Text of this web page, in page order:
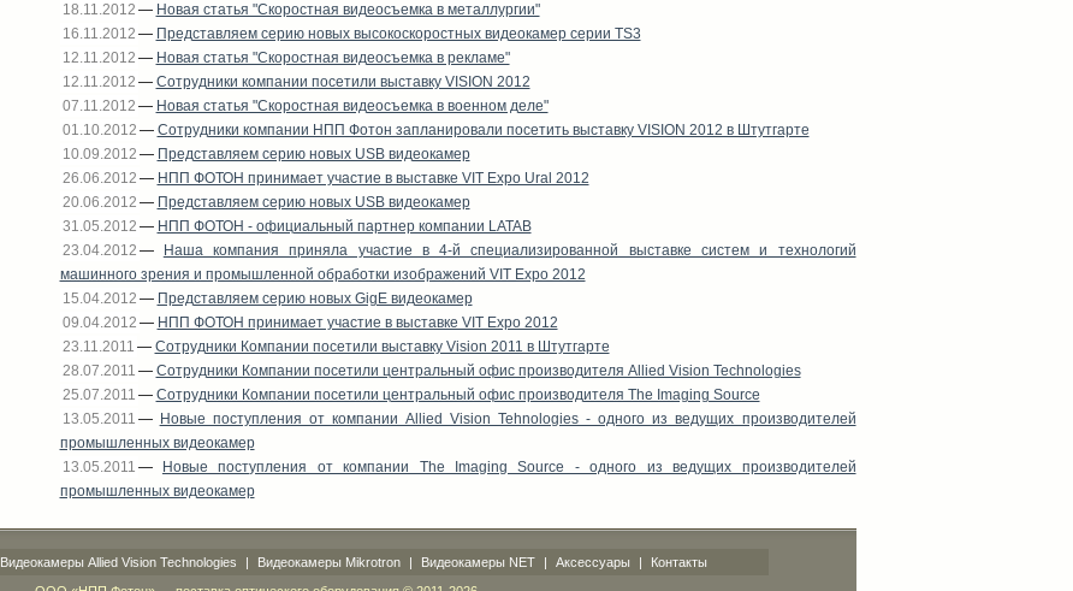
18.11.2012 — Новая статья "Скоростная видеосъемка в металлургии"
16.11.2012 — Представляем серию новых высокоскоростных видеокамер серии TS3
12.11.2012 — Новая статья "Скоростная видеосъемка в рекламе"
12.11.2012 — Сотрудники компании посетили выставку VISION 2012
07.11.2012 — Новая статья "Скоростная видеосъемка в военном деле"
01.10.2012 — Сотрудники компании НПП Фотон запланировали посетить выставку VISION 2012 в Штутгарте
10.09.2012 — Представляем серию новых USB видеокамер
26.06.2012 — НПП ФОТОН принимает участие в выставке VIT Expo Ural 2012
20.06.2012 — Представляем серию новых USB видеокамер
31.05.2012 — НПП ФОТОН - официальный партнер компании LATAB
23.04.2012 —
Наша компания приняла участие в 4-й специализированной выставке систем и технологий
машинного зрения и промышленной обработки изображений VIT Expo 2012
15.04.2012 — Представляем серию новых GigE видеокамер
09.04.2012 — НПП ФОТОН принимает участие в выставке VIT Expo 2012
23.11.2011 — Сотрудники Компании посетили выставку Vision 2011 в Штутгарте
28.07.2011 — Сотрудники Компании посетили центральный офис производителя Allied Vision Technologies
25.07.2011 — Сотрудники Компании посетили центральный офис производителя The Imaging Source
13.05.2011 — Новые поступления от компании Allied Vision Tehnologies - одного из ведущих производителей
промышленных видеокамер
13.05.2011 —
Новые поступления от компании The Imaging Source - одного из ведущих производителей
промышленных видеокамер
Видеокамеры Allied Vision Technologies | Видеокамеры Mikrotron | Видеокамеры NET | Аксессуары |
Контакты